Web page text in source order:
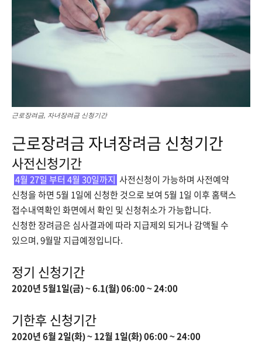
근로장려금, 자녀장려금 신청기간
근로장려금 자녀장려금 신청기간
사전신청기간
4월 27일 부터 4월 30일까지
사전신청이 가능하며 사전예약
신청을 하면 5월 1일에 신청한 것으로 보여 5월 1일 이후 홈택스
접수내역확인 화면에서 확인 및 신청취소가 가능합니다.
신청한 장려금은 심사결과에 따라 지급제외 되거나 감액될 수
있으며, 9월말 지급예정입니다.
정기 신청기간
2020년 5월1일(금) ~ 6.1(월) 06:00 ~ 24:00
기한후 신청기간
2020년 6월 2일(화) ~ 12월 1일(화) 06:00 ~ 24:00